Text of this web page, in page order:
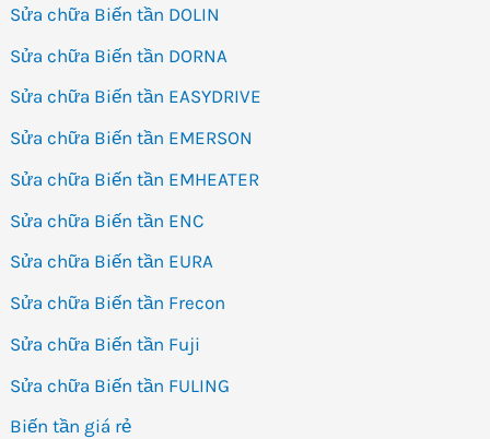
Sửa chữa Biến tần DOLIN
Sửa chữa Biến tần DORNA
Sửa chữa Biến tần EASYDRIVE
Sửa chữa Biến tần EMERSON
Sửa chữa Biến tần EMHEATER
Sửa chữa Biến tần ENC
Sửa chữa Biến tần EURA
Sửa chữa Biến tần Frecon
Sửa chữa Biến tần Fuji
Sửa chữa Biến tần FULING
Biến tần giá rẻ